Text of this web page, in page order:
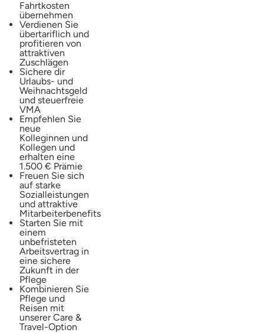
Fahrtkosten
übernehmen
Verdienen Sie
übertariflich und
profitieren von
attraktiven
Zuschlägen
Sichere dir
Urlaubs- und
Weihnachtsgeld
und steuerfreie
VMA
Empfehlen Sie
neue
Kolleginnen und
Kollegen und
erhalten eine
1.500 € Prämie
Freuen Sie sich
auf starke
Sozialleistungen
und attraktive
Mitarbeiterbenefits
Starten Sie mit
einem
unbefristeten
Arbeitsvertrag in
eine sichere
Zukunft in der
Pflege
Kombinieren Sie
Pflege und
Reisen mit
unserer Care &
Travel-Option